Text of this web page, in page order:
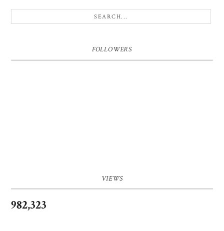
FOLLOWERS
VIEWS
982,323